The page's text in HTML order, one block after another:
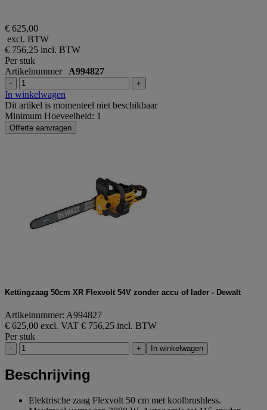
€ 625,00
excl. BTW
€ 756,25 incl. BTW
Per stuk
Artikelnummer A994827
- +
In winkelwagen
Dit artikel is momenteel niet beschikbaar
Minimum Hoeveelheid: 1
Offerte aanvragen
Kettingzaag 50cm XR Flexvolt 54V zonder accu of lader - Dewalt
Artikelnummer: A994827
€ 625,00 excl. VAT € 756,25 incl. BTW
Per stuk
- + In winkelwagen
Beschrijving
Elektrische zaag Flexvolt 50 cm met koolbrushless.